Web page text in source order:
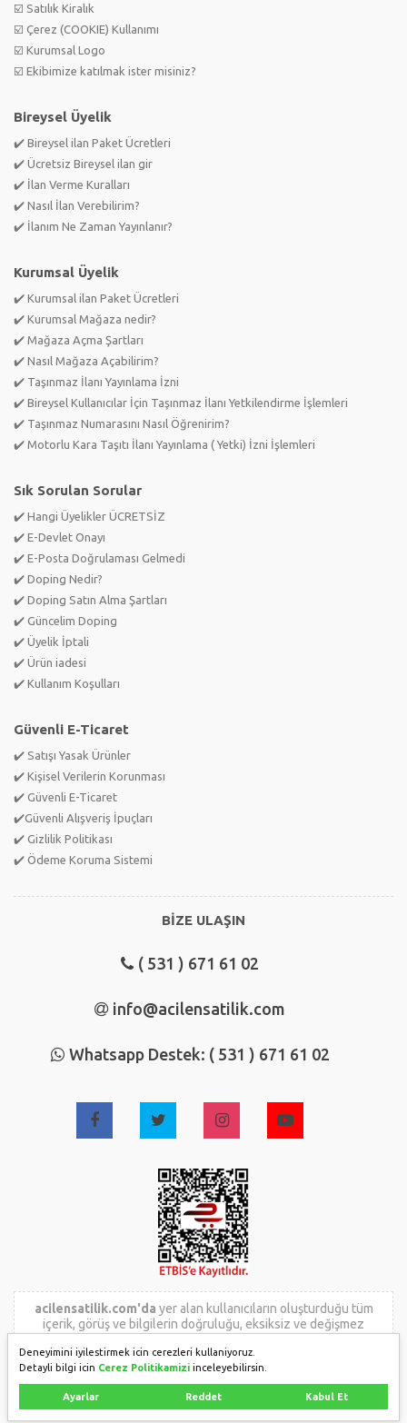
☑️ Satılık Kiralık
☑️ Çerez (COOKIE) Kullanımı
☑️ Kurumsal Logo
☑️ Ekibimize katılmak ister misiniz?
Bireysel Üyelik
✔️ Bireysel ilan Paket Ücretleri
✔️ Ücretsiz Bireysel ilan gir
✔️ İlan Verme Kuralları
✔️ Nasıl İlan Verebilirim?
✔️ İlanım Ne Zaman Yayınlanır?
Kurumsal Üyelik
✔️ Kurumsal ilan Paket Ücretleri
✔️ Kurumsal Mağaza nedir?
✔️ Mağaza Açma Şartları
✔️ Nasıl Mağaza Açabilirim?
✔️ Taşınmaz İlanı Yayınlama İzni
✔️ Bireysel Kullanıcılar İçin Taşınmaz İlanı Yetkilendirme İşlemleri
✔️ Taşınmaz Numarasını Nasıl Öğrenirim?
✔️ Motorlu Kara Taşıtı İlanı Yayınlama ( Yetki) İzni İşlemleri
Sık Sorulan Sorular
✔️ Hangi Üyelikler ÜCRETSİZ
✔️ E-Devlet Onayı
✔️ E-Posta Doğrulaması Gelmedi
✔️ Doping Nedir?
✔️ Doping Satın Alma Şartları
✔️ Güncelim Doping
✔️ Üyelik İptali
✔️ Ürün iadesi
✔️ Kullanım Koşulları
Güvenli E-Ticaret
✔️ Satışı Yasak Ürünler
✔️ Kişisel Verilerin Korunması
✔️ Güvenli E-Ticaret
✔️Güvenli Alışveriş İpuçları
✔️ Gizlilik Politikası
✔️ Ödeme Koruma Sistemi
BİZE ULAŞIN
( 531 ) 671 61 02
info@acilensatilik.com
Whatsapp Destek: ( 531 ) 671 61 02
acilensatilik.com'da yer alan kullanıcıların oluşturduğu tüm
içerik, görüş ve bilgilerin doğruluğu, eksiksiz ve değişmez
oluşturan kullanıcıya aittir. Bu içeriğin, görüş ve bilgilerin
yanlışlık, eksiklik veya yasalarla düzenlenmiş kurallara
aykırılığındanacilensatilik.comhiçbir şekilde sorumlu değildir.
Sorularınız için ilan sahibi ile irtibata geçebilirsiniz.
Deneyimini iyilestirmek icin cerezleri kullaniyoruz.
Detayli bilgi icin Cerez Politikamizi inceleyebilirsin.
Ayarlar Reddet Kabul Et